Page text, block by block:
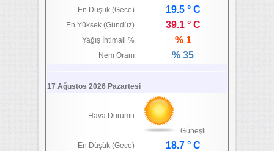
En Düşük (Gece)
19.5 ° C
En Yüksek (Gündüz) 39.1 ° C
Yağış İhtimali % % 1
Nem Oranı % 35
17 Ağustos 2026 Pazartesi
Hava Durumu
Güneşli
En Düşük (Gece)
18.7 ° C